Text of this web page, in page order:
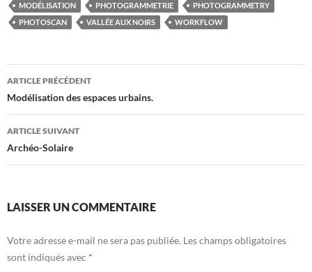
MODÉLISATION
PHOTOGRAMMETRIE
PHOTOGRAMMETRY
PHOTOSCAN
VALLÉE AUX NOIRS WORKFLOW
Navigation
des
articles
ARTICLE PRÉCÉDENT
Modélisation des espaces urbains.
ARTICLE SUIVANT
Archéo-Solaire
LAISSER UN COMMENTAIRE
Votre adresse e-mail ne sera pas publiée. Les champs obligatoires
sont indiqués avec *